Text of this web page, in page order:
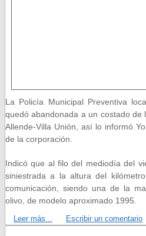
La Policía Municipal Preventiva
quedó abandonada a un costado de
Allende-Villa Unión, así lo informó
de la corporación.
Indicó que al filo del mediodía del
siniestrada a la altura del
comunicación, siendo una de la
olivo, de modelo aproximado 1995.
Leer más... Escribir un comentario